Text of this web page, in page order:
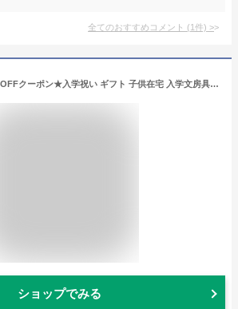
全てのおすすめコメント (1件) >
レビューで15%OFFクーポン★入学祝い ギフト 子供在宅 入学文房具セット お絵かきセット 知育玩具 色鉛筆 学習玩具 水彩絵の具 ぬりえ 水彩色鉛筆 クレヨン カラーペン イラスト ペンセット 水 お絵かき ボード 小学生 女の子 大人 入園 入学祝い お誕生日 新年
ショップでみる